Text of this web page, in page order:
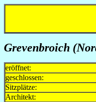
Grevenbroich
eröffnet:
geschlossen:
Sitzplätze:
Architekt: